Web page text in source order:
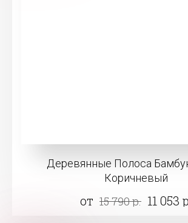
Деревянные Полоса
Коричневый
от 15 790 р. 11 053